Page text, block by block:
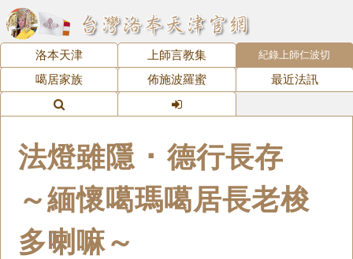
洛本天津 上師言教集 紀錄上師仁波切
噶居家族 佈施波羅蜜 最近法訊
法燈雖隱 ･ 德行長存
～緬懷噶瑪噶居長老梭
多喇嘛～